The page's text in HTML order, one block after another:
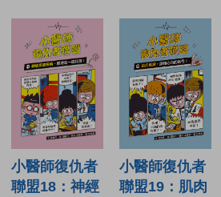
小醫師復仇者
聯盟18：神經
小醫師復仇者
聯盟19：肌肉